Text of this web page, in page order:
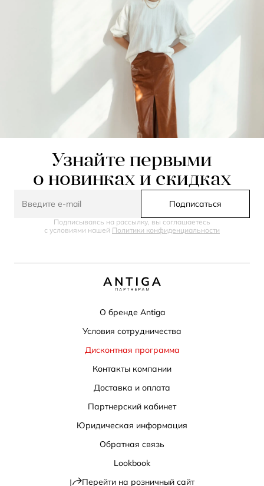
Узнайте первыми
о новинках и скидках
Подписаться
Подписываясь на рассылку, вы соглашаетесь
с условиями нашей Политики конфиденциальности
О бренде Antiga
Условия сотрудничества
Дисконтная программа
Контакты компании
Доставка и оплата
Партнерский кабинет
Юридическая информация
Обратная связь
Lookbook
Перейти на розничный сайт